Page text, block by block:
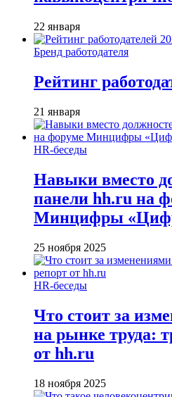
22 января
Бренд работодателя
Рейтинг
21 января
HR-беседы
Навыки вместо
панели hh.ru на
Минцифры
25 ноября 2025
HR-беседы
Что стоит за
на рынке труда:
от hh.ru
18 ноября 2025